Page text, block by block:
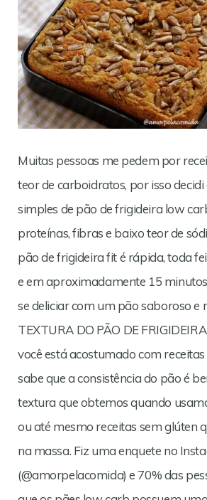
Muitas pessoas me pedem por
teor de carboidratos, por isso
simples de pão de frigideira low
proteínas, fibras e baixo teor de
pão de frigideira fit é rápida, toda
e em aproximadamente 15
se deliciar com um pão saboroso e
TEXTURA DO PÃO DE
você está acostumado com
sabe que a consistência do pão é
textura que obtemos quando
ou até mesmo receitas sem glúten
na massa. Fiz uma enquete no
(@amorpelacomida) e 70% das